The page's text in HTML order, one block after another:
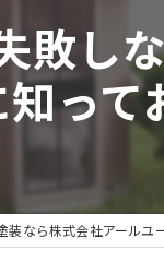
敗し
知っ
装なら株式会社アールユ